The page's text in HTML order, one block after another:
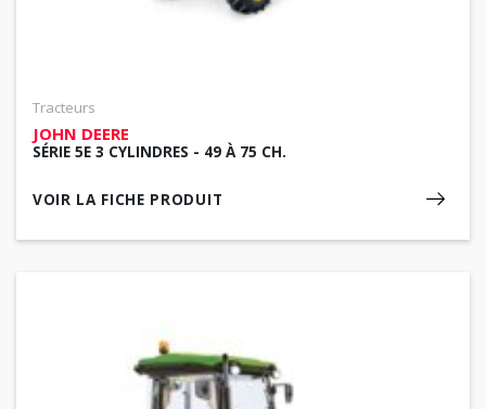
Tracteurs
JOHN DEERE
SÉRIE 5E 3 CYLINDRES - 49 À 75 CH.
VOIR LA FICHE PRODUIT